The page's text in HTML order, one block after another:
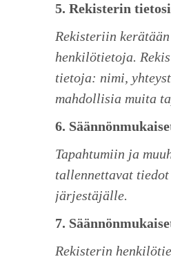
5. Rekisterin
Rekisteriin
henkilötietoja.
tietoja: nimi,
mahdollisia muita
6.
Tapahtumiin ja
tallennettavat
järjestäjälle.
7.
Rekisterin